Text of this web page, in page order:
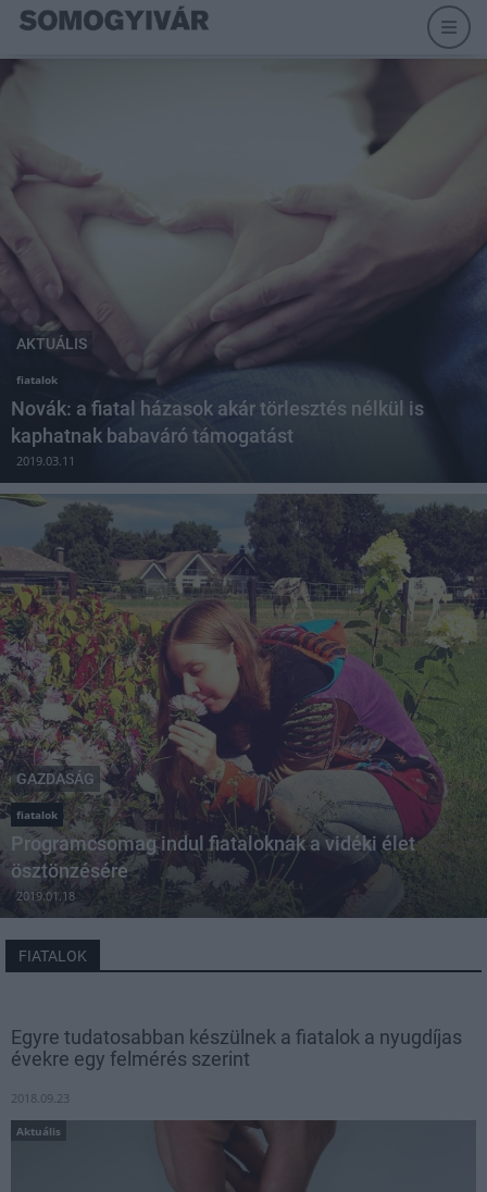
AKTUÁLIS
fiatalok
Novák: a fiatal házasok akár törlesztés nélkül is
kaphatnak babaváró támogatást
2019.03.11
GAZDASÁG
fiatalok
Programcsomag indul fiataloknak a vidéki élet
ösztönzésére
2019.01.18
FIATALOK
Egyre tudatosabban készülnek a fiatalok a nyugdíjas
évekre egy felmérés szerint
2018.09.23
Aktuális